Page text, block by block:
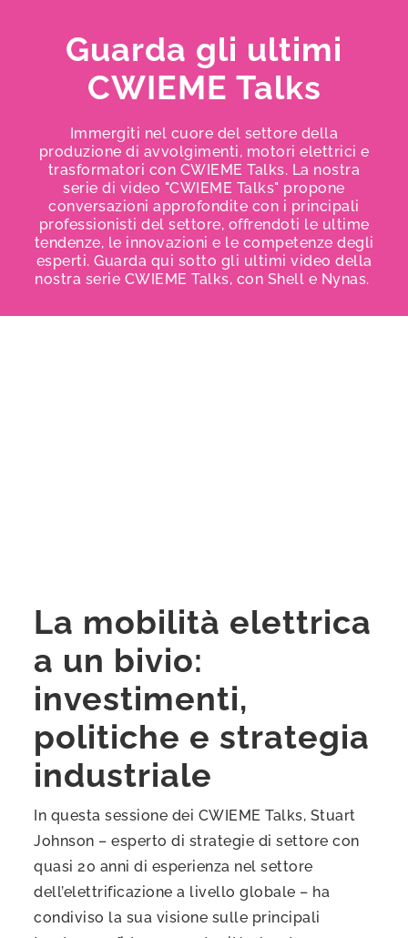
Guarda gli ultimi
CWIEME Talks
Immergiti nel cuore del settore della
produzione di avvolgimenti, motori elettrici e
trasformatori con CWIEME Talks. La nostra
serie di video "CWIEME Talks" propone
conversazioni approfondite con i principali
professionisti del settore, offrendoti le ultime
tendenze, le innovazioni e le competenze degli
esperti. Guarda qui sotto gli ultimi video della
nostra serie CWIEME Talks, con Shell e Nynas.
La mobilità elettrica
a un bivio:
investimenti,
politiche e strategia
industriale
In questa sessione dei CWIEME Talks, Stuart
Johnson – esperto di strategie di settore con
quasi 20 anni di esperienza nel settore
dell’elettrificazione a livello globale – ha
condiviso la sua visione sulle principali